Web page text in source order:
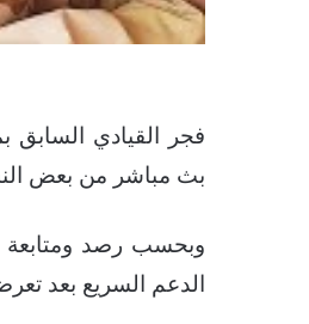
فجر القيادي السابق
بث مباشر من بعض
وبحسب رصد ومتابعة
الدعم السريع بعد